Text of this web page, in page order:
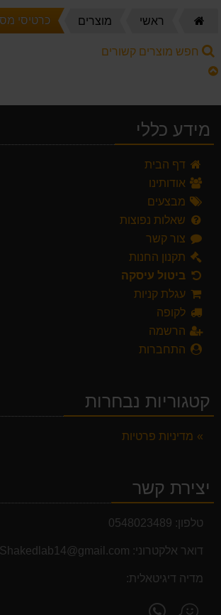
ראשי מוצרים כרטיסי
חפש מוצרים קשורים
מידע כללי
דף הבית
אודותינו
מבצעים
שאלות נפוצות
צור קשר
תקנון החנות
ביטול עיסקה
עגלת קניות
לקופה
הרשמה
התחברות
קטגוריות נבחרות
מדיניות פרטיות
יצירת קשר
טלפון: 0548023489
דואר אלקטרוני: Shakedlab14@gmail.com
מדיה דיגיטאלית:
מצא